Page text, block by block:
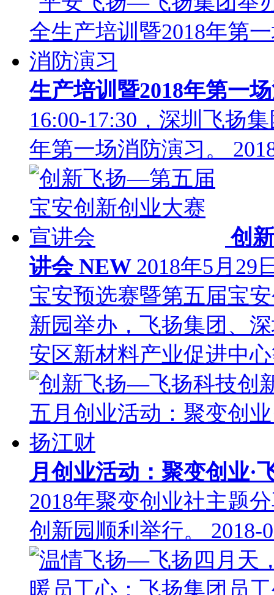
生产培训暨2018年第一
16:00-17:30，深圳飞扬
年第一场消防演习。
创
讲会 NEW 2018年5月29
宝安预选赛暨第五届宝
新园举办，飞扬集团、
安区新材料产业促进中
月创业活动：聚变创业·
2018年聚变创业社主题
创新园顺利举行。 2018-